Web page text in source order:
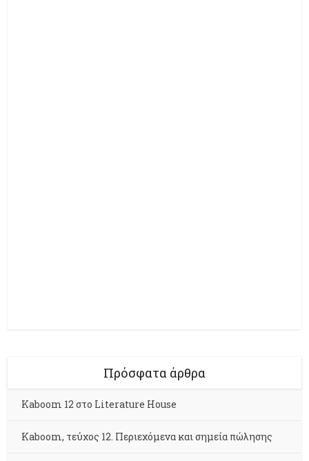
Πρόσφατα άρθρα
Kaboom 12 στο Literature House
Kaboom, τεύχος 12. Περιεχόμενα και σημεία πώλησης